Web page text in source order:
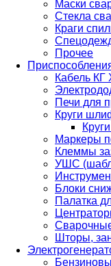
Маски
Стекла
Краги
Прочее
Кабель КГ
Печи для
Круги
Маркеры
Клеммы
УШС
Блоки
Палатка
Шторы,